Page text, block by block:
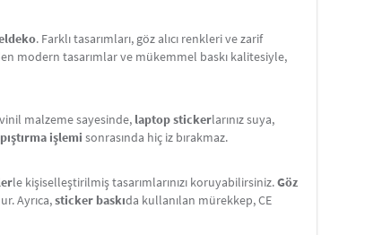
. Farklı tasarımları, göz alıcı renkleri ve zarif
modern tasarımlar ve mükemmel baskı kalitesiyle,
malzeme sayesinde, laptop stickerlarınız suya,
işlemi sonrasında hiç iz bırakmaz.
le kişiselleştirilmiş tasarımlarınızı koruyabilirsiniz.Göz
Ayrıca,sticker baskıda kullanılan mürekkep, CE